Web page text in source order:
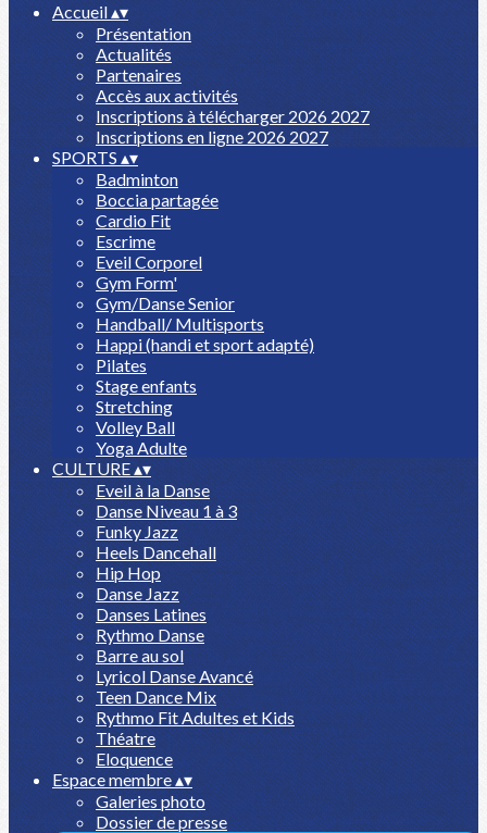
Accueil▴▾
Présentation
Actualités
Partenaires
Accès aux activités
Inscriptions à télécharger 2026 2027
Inscriptions en ligne 2026 2027
SPORTS ▴▾
Badminton
Boccia partagée
Cardio Fit
Escrime
Eveil Corporel
Gym Form'
Gym/Danse Senior
Handball/ Multisports
Happi (handi et sport adapté)
Pilates
Stage enfants
Stretching
Volley Ball
Yoga Adulte
CULTURE▴▾
Eveil à la Danse
Danse Niveau 1 à 3
Funky Jazz
Heels Dancehall
Hip Hop
Danse Jazz
Danses Latines
Rythmo Danse
Barre au sol
Lyricol Danse Avancé
Teen Dance Mix
Rythmo Fit Adultes et Kids
Théatre
Eloquence
Espace membre▴▾
Galeries photo
Dossier de presse